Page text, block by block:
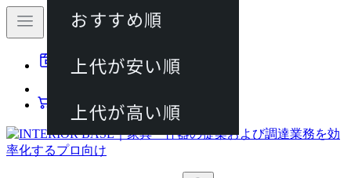
動画マニュアル
カート
おすすめ順
上代が安い順
上代が高い順